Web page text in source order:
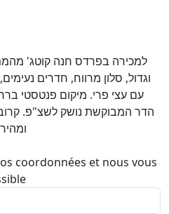
למכירה בפרדס חנה קוטג'
וגדול, סלון מרווח, חדרים
עם עצי פרי. מיקום פנטסטי
הדר המבוקשת נושק לשצ"פ. קרוב
coordonnées et nous vous